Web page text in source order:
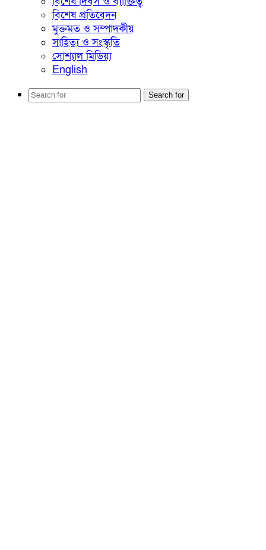
বিশেষ প্রতিবেদন
মুক্তমত ও সম্পাদকীয়
সাহিত্য ও সংস্কৃতি
সোশ্যাল মিডিয়া
English
Search for